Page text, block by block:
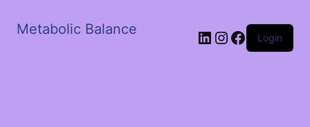
Metabolic Balance LinkedIn
Instagram
Facebook
Login